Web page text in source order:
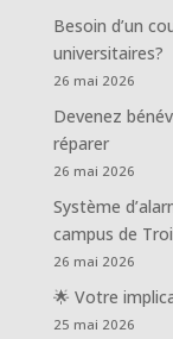
Besoin d’un
universitaires?
26 mai 2026
Devenez
réparer
26 mai 2026
Système
campus de
26 mai 2026
🌟 Votre
25 mai 2026